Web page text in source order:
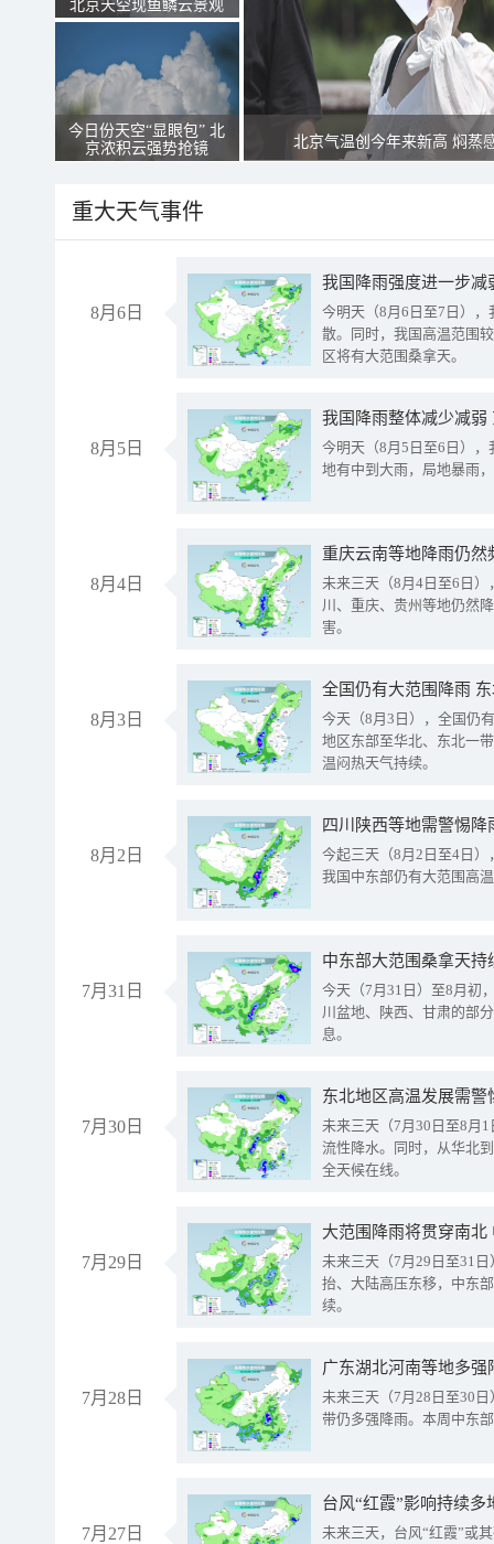
北京天空现鱼鳞云景观
今日份天空“显眼包” 北
京浓积云强势抢镜
北京气温创今年来新高 焖蒸
重大天气事件
8月6日
今明天（8月6日至7日）
散。同时，我国高温范围
区将有大范围桑拿天。
8月5日
我国降雨整体减少减弱
今明天（8月5日至6日）
地有中到大雨，局地暴雨
8月4日
重庆云南等地降雨仍然
未来三天（8月4日至6日
川、重庆、贵州等地仍然
害。
8月3日
全国仍有大范围降雨
今天（8月3日），全国仍
地区东部至华北、东北一
温闷热天气持续。
8月2日
今起三天（8月2日至4日
我国中东部仍有大范围高
7月31日
中东部大范围桑拿天
今天（7月31日）至8月初
川盆地、陕西、甘肃的部
息。
7月30日
东北地区高温发展需
未来三天（7月30日至8月
流性降水。同时，从华北
全天候在线。
7月29日
大范围降雨将贯穿南
未来三天（7月29日至31
抬、大陆高压东移，中东
续。
7月28日
广东湖北河南等地多
未来三天（7月28日至30
带仍多强降雨。本周中东
7月27日
台风“红霞”影响持续
未来三天，台风“红霞”或